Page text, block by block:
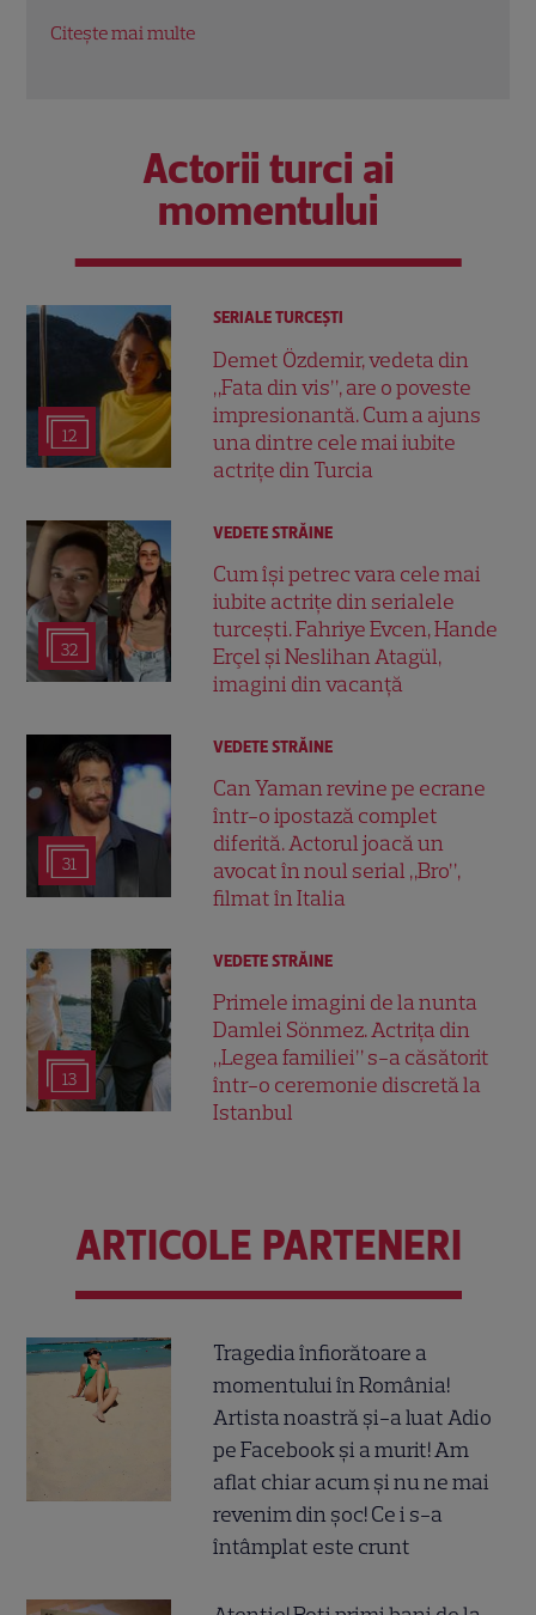
Actorii turci ai
momentului
12
SERIALE TURCEŞTI
Demet Özdemir, vedeta din
„Fata din vis”, are o poveste
impresionantă. Cum a ajuns
una dintre cele mai iubite
actrițe din Turcia
32
VEDETE STRĂINE
Cum își petrec vara cele mai
iubite actrițe din serialele
turcești. Fahriye Evcen, Hande
Erçel și Neslihan Atagül,
imagini din vacanță
31
VEDETE STRĂINE
Can Yaman revine pe ecrane
într-o ipostază complet
diferită. Actorul joacă un
avocat în noul serial „Bro”,
filmat în Italia
13
VEDETE STRĂINE
Primele imagini de la nunta
Damlei Sönmez. Actrița din
„Legea familiei” s-a căsătorit
într-o ceremonie discretă la
Istanbul
ARTICOLE PARTENERI
Tragedia înfiorătoare a
momentului în România!
Artista noastră și-a luat Adio
pe Facebook și a murit! Am
aflat chiar acum și nu ne mai
revenim din șoc! Ce i s-a
întâmplat este crunt